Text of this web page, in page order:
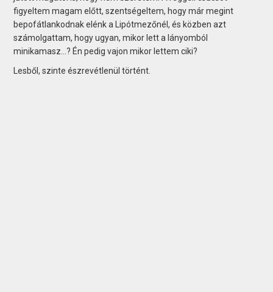
figyeltem magam előtt, szentségeltem, hogy már megint
bepofátlankodnak elénk a Lipótmezőnél, és közben azt
számolgattam, hogy ugyan, mikor lett a lányomból
minikamasz...? Én pedig vajon mikor lettem ciki?
Lesből, szinte észrevétlenül történt.